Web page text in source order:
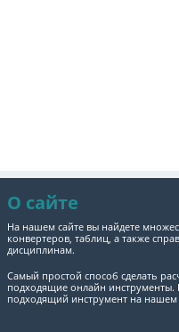
О сайте
На нашем сайте вы найдете
конвертеров, таблиц, а также
дисциплинам.
Самый простой способ сделать
подходящие онлайн инструменты.
подходящий инструмент на нашем